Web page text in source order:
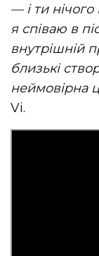
— і ти нічого
я співаю в
внутрішній
близькі
неймовірна
Vi.